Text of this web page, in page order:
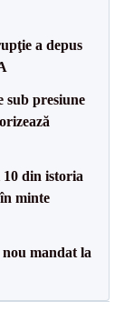
a depus
sub presiune
10 din istoria
minte
mandat la